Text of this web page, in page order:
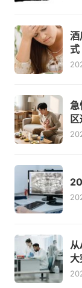
酒
式
急